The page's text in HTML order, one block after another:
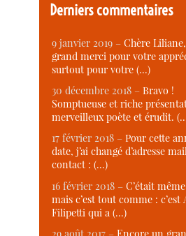
Derniers commentaires
9 janvier 2019 –Chère
grand merci pour votre
surtout pour votre (…)
30 décembre 2018 –Bravo !
Somptueuse et riche
merveilleux poète et érudit.
17 février 2018 –Pour cette
date, j’ai changé d’adresse
contact : (…)
16 février 2018 –C’était
mais c’est tout comme : c’est
Filipetti qui a (…)